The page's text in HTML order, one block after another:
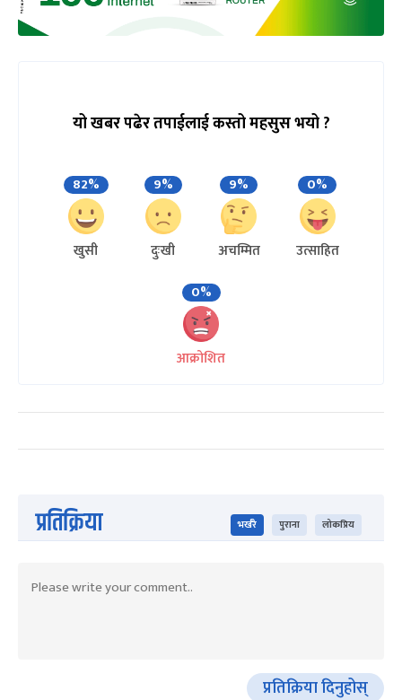
यो खबर पढेर तपाईलाई कस्तो महसुस भयो ?
82%
खुसी
9%
दुःखी
9%
अचम्मित
0%
उत्साहित
0%
आक्रोशित
प्रतिक्रिया भर्खरै पुराना लोकप्रिय
प्रतिक्रिया दिनुहोस्